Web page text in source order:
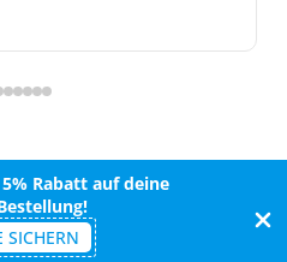
Rabatt auf deine
SICHERN